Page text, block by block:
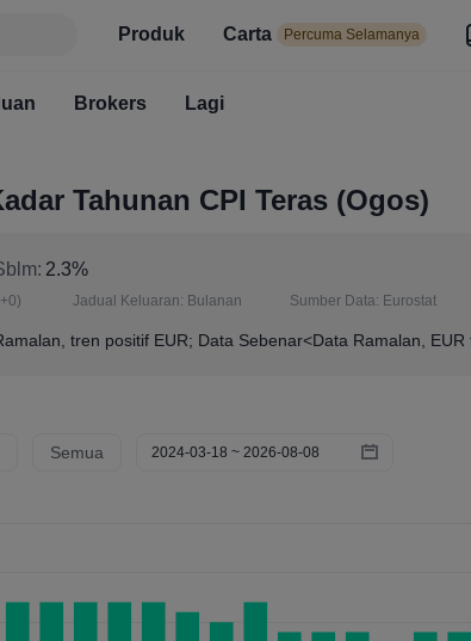
Produk Carta Percuma Selamanya
Isyarat Peraduan
Percuma Selamanya
Brokers Lagi
Tahunan CPI Teras (Ogos)
2.3%
Jadual Keluaran: Bulanan Sumber Data: Eurostat
tren positif EUR; Data Sebenar<Data Ramalan, EUR
Semua